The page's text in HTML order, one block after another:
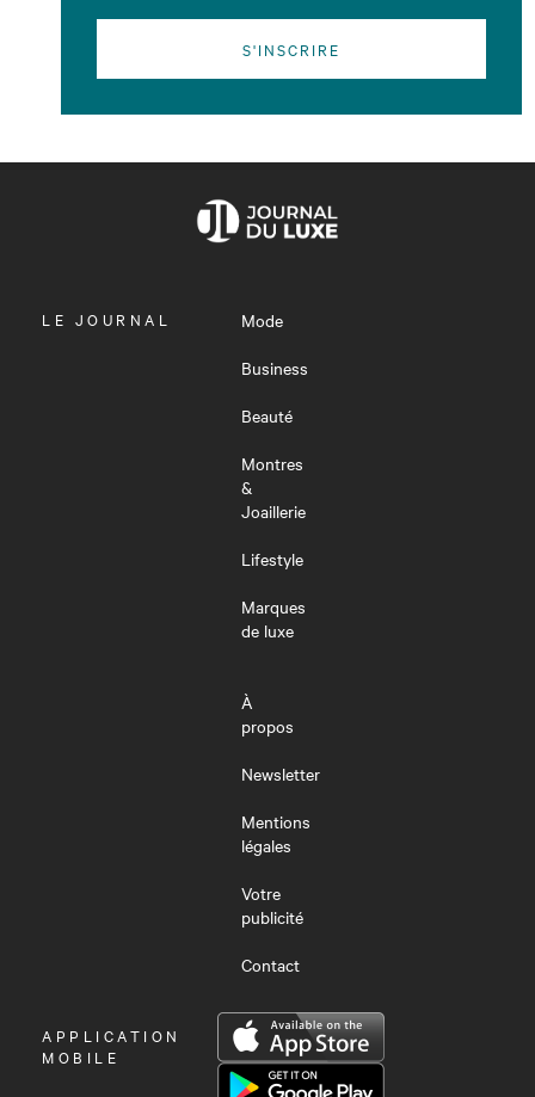
S'INSCRIRE
OUVRIR
LE JOURNAL
Mode
Business
Beauté
Montres
&
Joaillerie
Lifestyle
Marques
de luxe
À
propos
Newsletter
Mentions
légales
Votre
publicité
Contact
OUVRIR
LE
APPLICATION
MOBILE